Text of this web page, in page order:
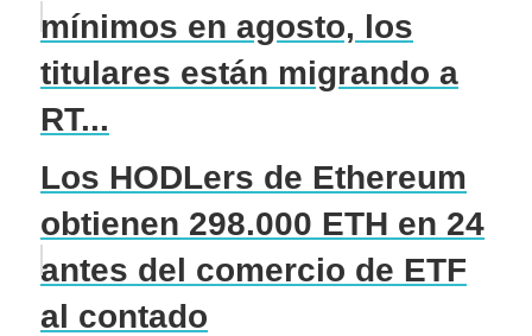
mínimos en agosto, los
titulares están migrando a
RT...
Los HODLers de Ethereum
obtienen 298.000 ETH en 24
antes del comercio de ETF
al contado